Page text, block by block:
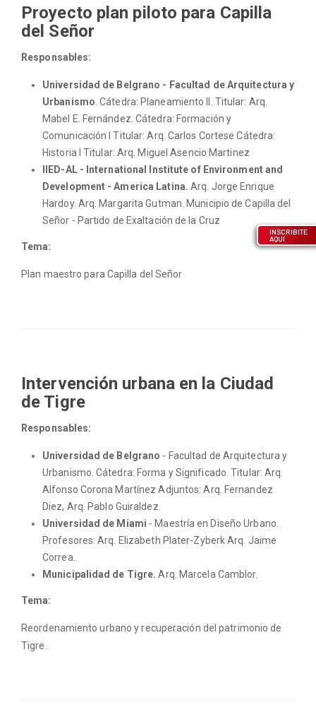
Proyecto plan piloto para Capilla
del Señor
Responsables:
Universidad de Belgrano - Facultad de Arquitectura y
Urbanismo . Cátedra: Planeamiento II. Titular: Arq.
Mabel E. Fernández. Cátedra: Formación y
Comunicación I Titular: Arq. Carlos Cortese Cátedra:
Historia I Titular: Arq. Miguel Asencio Martinez
IIED-AL - International Institute of Environment and
Development - America Latina. Arq. Jorge Enrique
Hardoy. Arq. Margarita Gutman. Municipio de Capilla del
Señor - Partido de Exaltación de la Cruz
Tema:
Plan maestro para Capilla del Señor
Intervención urbana en la Ciudad
de Tigre
Responsables:
Universidad de Belgrano - Facultad de Arquitectura y
Urbanismo. Cátedra: Forma y Significado. Titular: Arq.
Alfonso Corona Martínez Adjuntos: Arq. Fernandez
Diez, Arq. Pablo Guiraldez.
Universidad de Miami - Maestría en Diseño Urbano.
Profesores: Arq. Elizabeth Plater-Zyberk Arq. Jaime
Correa.
Municipalidad de Tigre. Arq. Marcela Camblor.
Tema:
Reordenamiento urbano y recuperación del patrimonio de
Tigre.
INSCRIBITE
AQUÍ